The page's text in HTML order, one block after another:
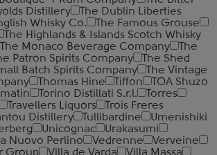
Distillery
The Dublin Liberties
Whisky Co.
The Famous Grouse
The Highlands & Islands Scotch Whisky
The Monaco Beverage Company
The
Patron Spirits Company
The Shed
Batch Spirits Company
The Vintage
Thomas Hine Tiffon
TOA Shuzo
Torino Distillati S.r.l.
Torres
Travellers Liquors
Trois Freres
Distillery Tullibardine
Umenishiki
Unicognac
Urakasumi
Nuovo Perlino Vedrenne
Verveine